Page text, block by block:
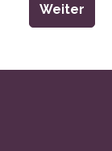
Weiter